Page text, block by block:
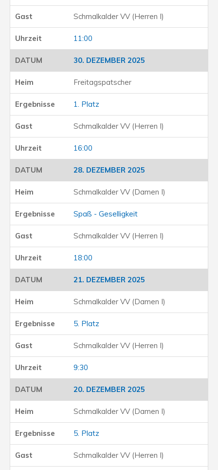
Schmalkalder VV (Herren I)
11:00
30. DEZEMBER 2025
Freitagspatscher
1. Platz
Schmalkalder VV (Herren I)
16:00
28. DEZEMBER 2025
Schmalkalder VV (Damen I)
Spaß - Geselligkeit
Schmalkalder VV (Herren I)
18:00
21. DEZEMBER 2025
Schmalkalder VV (Damen I)
5. Platz
Schmalkalder VV (Herren I)
9:30
20. DEZEMBER 2025
Schmalkalder VV (Damen I)
5. Platz
Schmalkalder VV (Herren I)